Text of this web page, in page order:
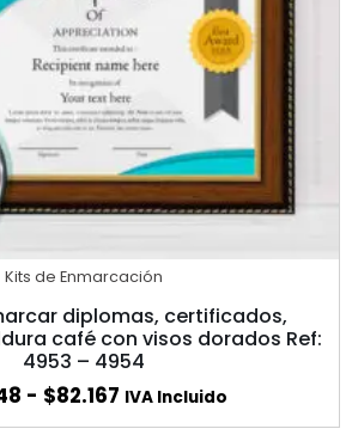
Kits de Enmarcación
diplomas, certificados,
café con visos dorados Ref:
4953 – 4954
- $82.167 IVA Incluido